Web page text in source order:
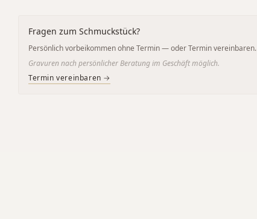
Fragen zum Schmuckstück?
Persönlich vorbeikommen ohne Termin — oder Termin vereinbaren.
Gravuren nach persönlicher Beratung im Geschäft möglich.
Termin vereinbaren →